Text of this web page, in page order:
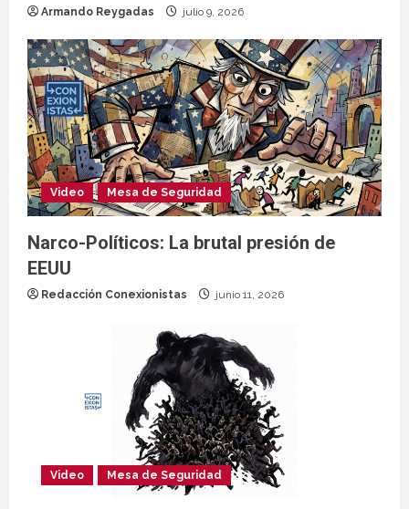
Armando Reygadas julio 9, 2026
Video Mesa de Seguridad
Narco-Políticos: La brutal presión de
EEUU
Redacción Conexionistas junio 11, 2026
Video Mesa de Seguridad